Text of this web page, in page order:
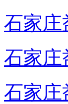
石家庄
石家庄
石家庄